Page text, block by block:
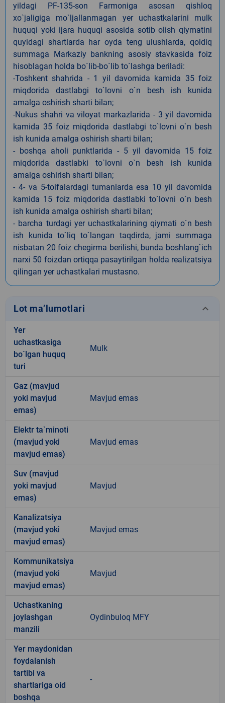
yildagi PF-135-son Farmoniga asosan qishloq
xo`jaligiga mo`ljallanmagan yer uchastkalarini mulk
huquqi yoki ijara huquqi asosida sotib olish qiymatini
quyidagi shartlarda har oyda teng ulushlarda, qoldiq
summaga Markaziy bankning asosiy stavkasida foiz
hisoblagan holda bo`lib-bo`lib to`lashga beriladi:
-Toshkent shahrida - 1 yil davomida kamida 35 foiz
miqdorida dastlabgi to`lovni o`n besh ish kunida
amalga oshirish sharti bilan;
-Nukus shahri va viloyat markazlarida - 3 yil davomida
kamida 35 foiz miqdorida dastlabgi to`lovni o`n besh
ish kunida amalga oshirish sharti bilan;
- boshqa aholi punktlarida - 5 yil davomida 15 foiz
miqdorida dastlabki to`lovni o`n besh ish kunida
amalga oshirish sharti bilan;
- 4- va 5-toifalardagi tumanlarda esa 10 yil davomida
kamida 15 foiz miqdorida dastlabki to`lovni o`n besh
ish kunida amalga oshirish sharti bilan;
- barcha turdagi yer uchastkalarining qiymati o`n besh
ish kunida to`liq to`langan taqdirda, jami summaga
nisbatan 20 foiz chegirma berilishi, bunda boshlang`ich
narxi 50 foizdan ortiqqa pasaytirilgan holda realizatsiya
qilingan yer uchastkalari mustasno.
Lot ma’lumotlari keyboard_arrow_down
Yer
uchastkasiga
bo`lgan huquq
turi
Mulk
Gaz (mavjud
yoki mavjud
emas)
Mavjud emas
Elektr ta`minoti
(mavjud yoki
mavjud emas)
Mavjud emas
Suv (mavjud
yoki mavjud
emas)
Mavjud
Kanalizatsiya
(mavjud yoki
mavjud emas)
Mavjud emas
Kommunikatsiya
(mavjud yoki
mavjud emas)
Mavjud
Uchastkaning
joylashgan
manzili
Oydinbuloq MFY
Yer maydonidan
foydalanish
tartibi va
shartlariga oid
boshqa
-